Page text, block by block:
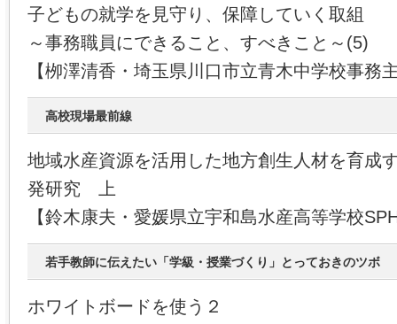
子どもの就学を見守り、保障していく取組
～事務職員にできること、すべきこと～(5)
【栁澤清香・埼玉県川口市立青木中学校事務
高校現場最前線
地域水産資源を活用した地方創生人材を育成
発研究 上
【鈴木康夫・愛媛県立宇和島水産高等学校
若手教師に伝えたい「学級・授業づくり」とっておきのツボ
ホワイトボードを使う２